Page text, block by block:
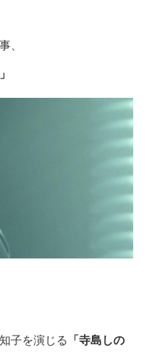
、
子を演じる 「寺島しの